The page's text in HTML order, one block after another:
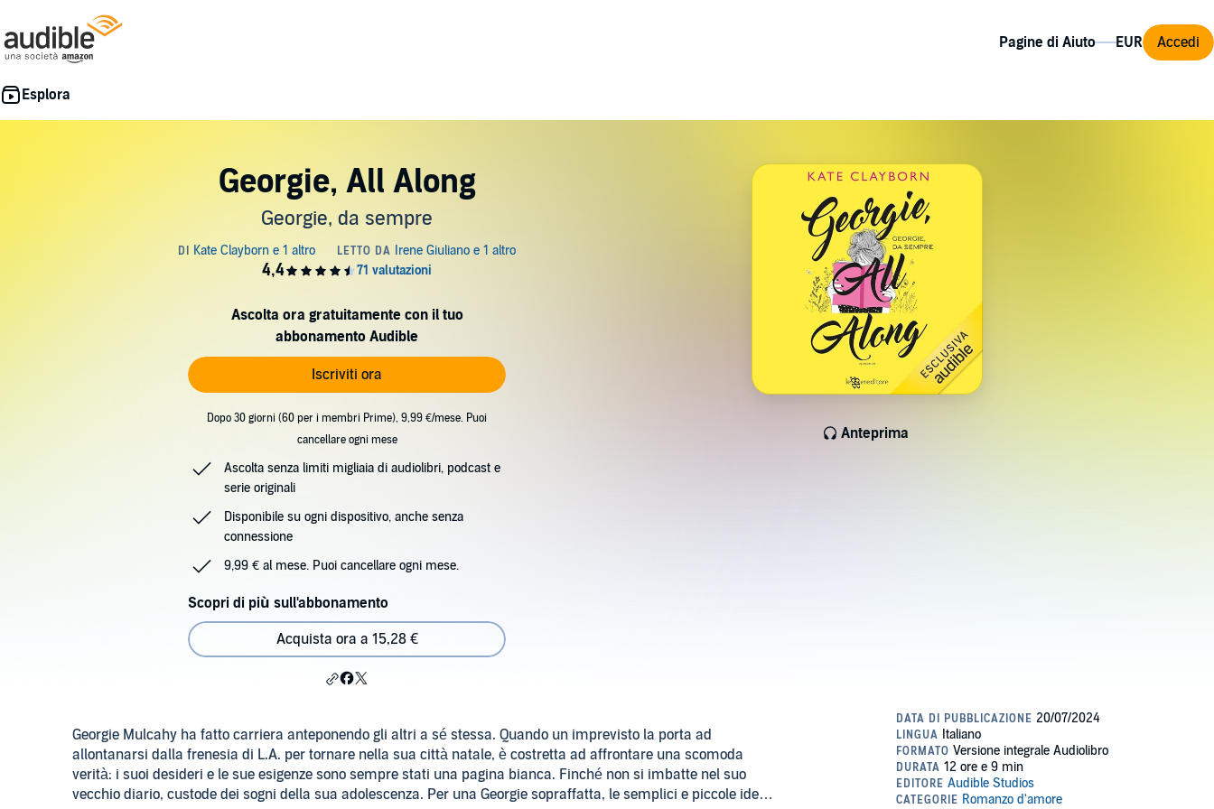
Pagine di Aiuto Accedi
Georgie, All Along
Georgie, da sempre
Anteprima
Ascolta ora gratuitamente con il tuo
abbonamento Audible
Iscriviti ora
Dopo 30 giorni (60 per i membri Prime), 9,99 €/mese. Puoi
cancellare ogni mese
Ascolta senza limiti migliaia di audiolibri, podcast e
serie originali
Disponibile su ogni dispositivo, anche senza
connessione
9,99 € al mese. Puoi cancellare ogni mese.
Scopri di più sull'abbonamento
Acquista ora a 15,28 €
Georgie Mulcahy ha fatto carriera anteponendo gli altri a sé stessa. Quando un imprevisto la porta ad
allontanarsi dalla frenesia di L.A. per tornare nella sua città natale, è costretta ad affrontare una scomoda
verità: i suoi desideri e le sue esigenze sono sempre stati una pagina bianca. Finché non si imbatte nel suo
vecchio diario, custode dei sogni della sua adolescenza. Per una Georgie sopraffatta, le semplici e piccole idee